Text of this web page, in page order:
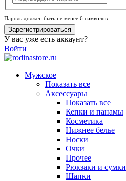
Пароль должен быть не менее 6 символов
Зарегистрироваться
У вас уже есть аккаунт?
Войти
Мужское
Показать все
Аксессуары
Показать все
Кепки и панамы
Косметика
Нижнее белье
Носки
Очки
Прочее
Рюкзаки и сумки
Шапки